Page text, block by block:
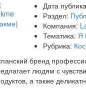
Дата
Раздел:
Компания:
Тематика: Я
Рубрика:
бренд
людям с
а также